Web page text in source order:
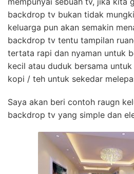
backdrop tv bukan tidak
keluarga pun akan semakin
backdrop tv tentu tampilan
tertata rapi dan nyaman untuk
kecil atau duduk bersama
kopi / teh untuk sekedar
Saya akan beri contoh raugn
backdrop tv yang simple dan